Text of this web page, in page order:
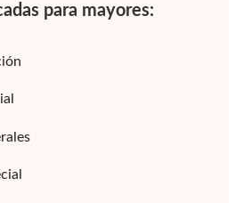
para mayores: